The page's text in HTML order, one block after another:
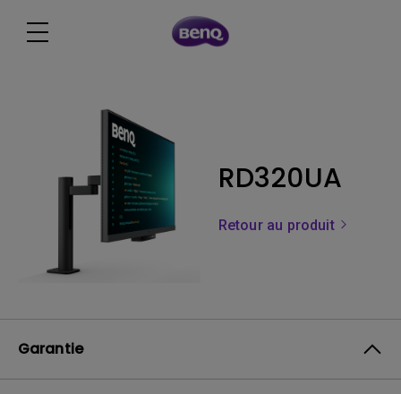
RD320UA
Retour au produit
Garantie